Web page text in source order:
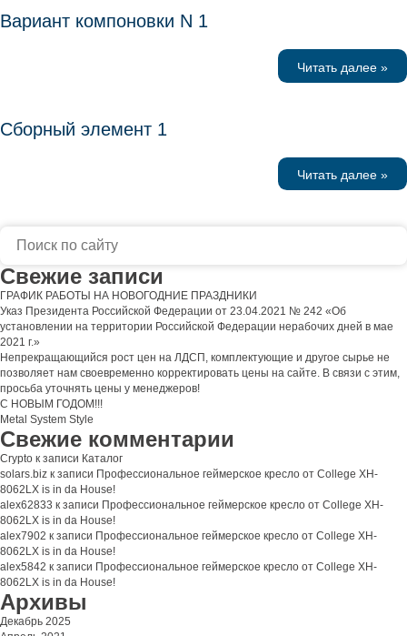
Вариант компоновки N 1
Читать далее »
Сборный элемент 1
Читать далее »
Свежие записи
ГРАФИК РАБОТЫ НА НОВОГОДНИЕ ПРАЗДНИКИ
Указ Президента Российской Федерации от 23.04.2021 № 242 «Об
установлении на территории Российской Федерации нерабочих дней в мае
2021 г.»
Непрекращающийся рост цен на ЛДСП, комплектующие и другое сырье не
позволяет нам своевременно корректировать цены на сайте. В связи с этим,
просьба уточнять цены у менеджеров!
С НОВЫМ ГОДОМ!!!
Metal System Style
Свежие комментарии
Crypto к записи Каталог
solars.biz к записи Профессиональное геймерское кресло от College XH-
8062LX is in da House!
alex62833 к записи Профессиональное геймерское кресло от College XH-
8062LX is in da House!
alex7902 к записи Профессиональное геймерское кресло от College XH-
8062LX is in da House!
alex5842 к записи Профессиональное геймерское кресло от College XH-
8062LX is in da House!
Архивы
Декабрь 2025